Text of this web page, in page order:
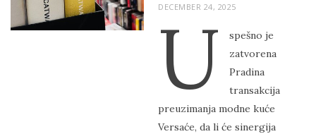
P
O
DECEMBER 24, 2025
U
spešno je
zatvorena
Pradina
transakcija
preuzimanja modne kuće
Versaće, da li će sinergija